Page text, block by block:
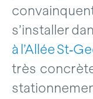
s’installer
à l’Allée
très